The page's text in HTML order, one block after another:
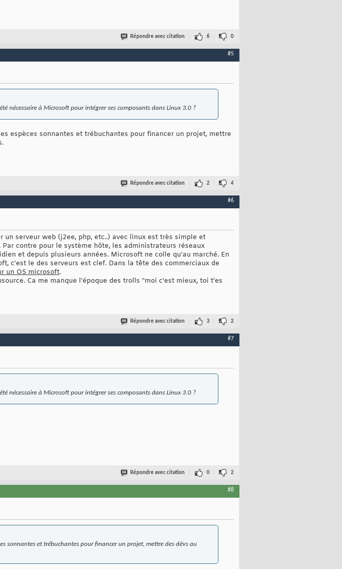
Répondre avec citation 6 0
#5
nécessaire à Microsoft pour intégrer ses composants dans Linux 3.0 ?
espèces sonnantes et trébuchantes pour financer un projet, mettre
Répondre avec citation 2 4
#6
serveur web (j2ee, php, etc..) avec linux est très simple et
contre pour le système hôte, les administrateurs réseaux
et depuis plusieurs années. Microsoft ne colle qu'au marché. En
c'est le des serveurs est clef. Dans la tête des commerciaux de
un OS microsoft.
Ca me manque l'époque des trolls "moi c'est mieux, toi t'es
Répondre avec citation 3 2
#7
nécessaire à Microsoft pour intégrer ses composants dans Linux 3.0 ?
Répondre avec citation 0 2
#8
sonnantes et trébuchantes pour financer un projet, mettre des dévs au